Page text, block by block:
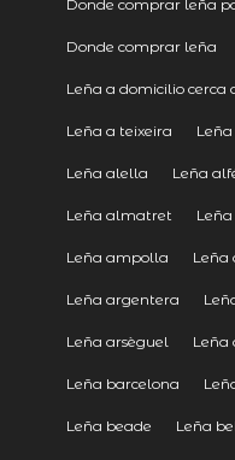
Donde comprar leña
Donde comprar leña
Leña a domicilio cerca
Leña a teixeira
Leña alella Leña
Leña almatret
Leña ampolla Leña
Leña argentera
Leña arsèguel Leña
Leña barcelona
Leña beade Leña